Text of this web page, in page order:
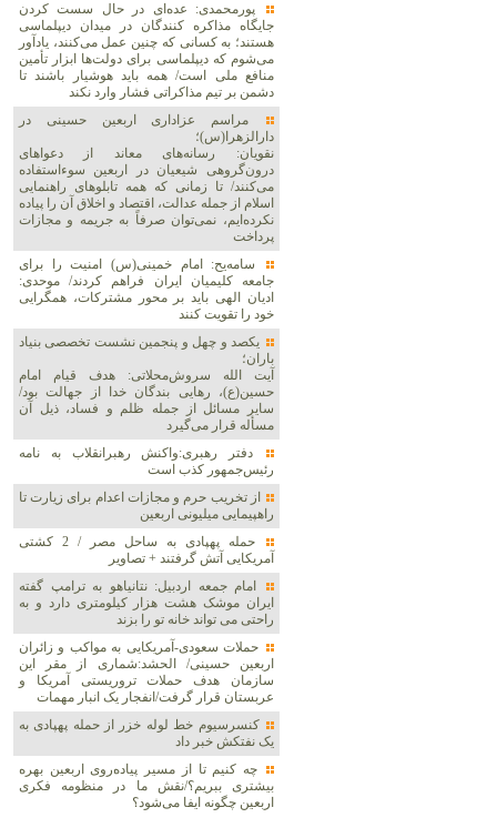
پورمحمدی: عده‌ای در حال سست کردن
جایگاه مذاکره کنندگان در میدان دیپلماسی
هستند؛ به کسانی که چنین عمل می‌کنند، یادآور
می‌شوم که دیپلماسی برای دولت‌ها ابزار تأمین
منافع ملی است/ همه باید هوشیار باشند تا
دشمن بر تیم مذاکراتی فشار وارد نکند
مراسم عزاداری اربعین حسینی در
دارالزهرا(س)؛
نقویان: رسانه‌های معاند از دعواهای
درون‌گروهی شیعیان در اربعین سوءاستفاده
می‌کنند/ تا زمانی که همه تابلوهای راهنمایی
اسلام از جمله عدالت، اقتصاد و اخلاق آن را پیاده
نکرده‌ایم، نمی‌توان صرفاً به جریمه و مجازات
پرداخت
سامه‌یح: امام خمینی(س) امنیت را برای
جامعه کلیمیان ایران فراهم کردند/ موحدی:
ادیان الهی باید بر محور مشترکات، همگرایی
خود را تقویت کنند
یکصد و چهل و پنجمین نشست تخصصی بنیاد
باران؛
آیت الله سروش‌محلاتی: هدف قیام امام
حسین(ع)، رهایی بندگان خدا از جهالت بود/
سایر مسائل از جمله ظلم و فساد، ذیل آن
مسأله قرار می‌گیرد
دفتر رهبری:واکنش رهبرانقلاب به نامه
رئیس‌جمهور کذب است
از تخریب حرم و مجازات اعدام برای زیارت تا
راهپیمایی میلیونی اربعین
حمله پهپادی به ساحل مصر / 2 کشتی
آمریکایی آتش گرفتند + تصاویر
امام جمعه اردبیل: نتانیاهو به ترامپ گفته
ایران موشک هشت هزار کیلومتری دارد و به
راحتی می تواند خانه تو را بزند
حملات سعودی-آمریکایی به مواکب و زائران
اربعین حسینی/ الحشد:شماری از مقر این
سازمان هدف حملات تروریستی آمریکا و
عربستان قرار گرفت/انفجار یک انبار مهمات
کنسرسیوم خط لوله خزر از حمله پهپادی به
یک نفتکش خبر داد
چه کنیم تا از مسیر پیاده‌روی اربعین بهره
بیشتری ببریم؟/نقش ما در منظومه فکری
اربعین چگونه ایفا می‌شود؟